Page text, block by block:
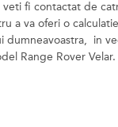
veti fi contactat de
a va oferi o
dumneavoastra, in
Range Rover Velar.